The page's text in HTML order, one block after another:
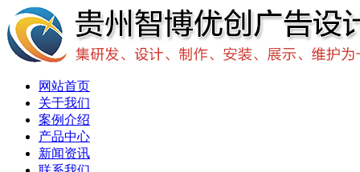
网站首页
关于我们
案例介绍
产品中心
新闻资讯